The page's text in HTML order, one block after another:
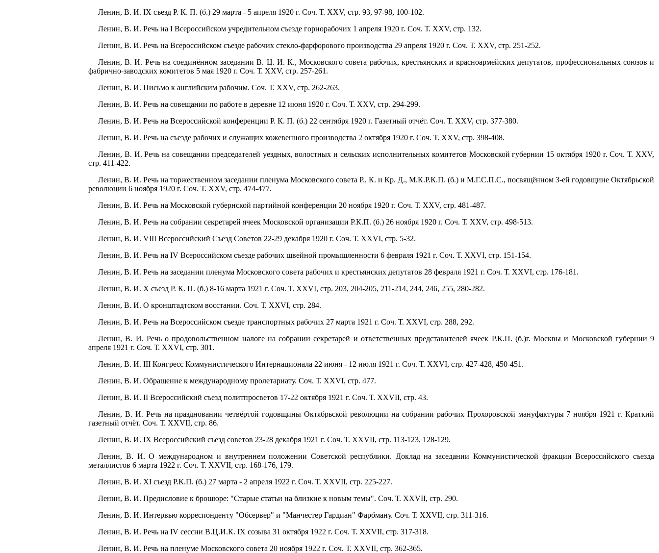
Ленин, В. И. IX съезд Р. К. П. (б.) 29 марта - 5 апреля 1920 г. Соч. Т. XXV, стр. 93, 97-98, 100-102.
Ленин, В. И. Речь на I Всероссийском учредительном съезде горнорабочих 1 апреля 1920 г. Соч. Т. XXV, стр. 132.
Ленин, В. И. Речь на Всероссийском съезде рабочих стекло-фарфорового производства 29 апреля 1920 г. Соч. Т. XXV, стр. 251-252.
Ленин, В. И. Речь на соединённом заседании В. Ц. И. К., Московского совета рабочих, крестьянских и красноармейских депутатов, профессиональных союзов и
фабрично-заводских комитетов 5 мая 1920 г. Соч. Т. XXV, стр. 257-261.
Ленин, В. И. Письмо к английским рабочим. Соч. Т. XXV, стр. 262-263.
Ленин, В. И. Речь на совещании по работе в деревне 12 июня 1920 г. Соч. Т. XXV, стр. 294-299.
Ленин, В. И. Речь на Всероссийской конференции Р. К. П. (б.) 22 сентября 1920 г. Газетный отчёт. Соч. Т. XXV, стр. 377-380.
Ленин, В. И. Речь на съезде рабочих и служащих кожевенного производства 2 октября 1920 г. Соч. Т. XXV, стр. 398-408.
Ленин, В. И. Речь на совещании председателей уездных, волостных и сельских исполнительных комитетов Московской губернии 15 октября 1920 г. Соч. Т. XXV,
стр. 411-422.
Ленин, В. И. Речь на торжественном заседании пленума Московского совета Р., К. и Кр. Д., М.К.Р.К.П. (б.) и М.Г.С.П.С., посвящённом 3-ей годовщине Октябрьской
революции 6 ноября 1920 г. Соч. Т. XXV, стр. 474-477.
Ленин, В. И. Речь на Московской губернской партийной конференции 20 ноября 1920 г. Соч. Т. XXV, стр. 481-487.
Ленин, В. И. Речь на собрании секретарей ячеек Московской организации Р.К.П. (б.) 26 ноября 1920 г. Соч. Т. XXV, стр. 498-513.
Ленин, В. И. VIII Всероссийский Съезд Советов 22-29 декабря 1920 г. Соч. Т. XXVI, стр. 5-32.
Ленин, В. И. Речь на IV Всероссийском съезде рабочих швейной промышленности 6 февраля 1921 г. Соч. Т. XXVI, стр. 151-154.
Ленин, В. И. Речь на заседании пленума Московского совета рабочих и крестьянских депутатов 28 февраля 1921 г. Соч. Т. XXVI, стр. 176-181.
Ленин, В. И. X съезд Р. К. П. (б.) 8-16 марта 1921 г. Соч. Т. XXVI, стр. 203, 204-205, 211-214, 244, 246, 255, 280-282.
Ленин, В. И. О кронштадтском восстании. Соч. Т. XXVI, стр. 284.
Ленин, В. И. Речь на Всероссийском съезде транспортных рабочих 27 марта 1921 г. Соч. Т. XXVI, стр. 288, 292.
Ленин, В. И. Речь о продовольственном налоге на собрании секретарей и ответственных представителей ячеек Р.К.П. (б.)г. Москвы и Московской губернии 9
апреля 1921 г. Соч. Т. XXVI, стр. 301.
Ленин, В. И. III Конгресс Коммунистического Интернационала 22 июня - 12 июля 1921 г. Соч. Т. XXVI, стр. 427-428, 450-451.
Ленин, В. И. Обращение к международному пролетариату. Соч. Т. XXVI, стр. 477.
Ленин, В. И. II Всероссийский съезд политпросветов 17-22 октября 1921 г. Соч. Т. XXVII, стр. 43.
Ленин, В. И. Речь на праздновании четвёртой годовщины Октябрьской революции на собрании рабочих Прохоровской мануфактуры 7 ноября 1921 г. Краткий
газетный отчёт. Соч. Т. XXVII, стр. 86.
Ленин, В. И. IX Всероссийский съезд советов 23-28 декабря 1921 г. Соч. Т. XXVII, стр. 113-123, 128-129.
Ленин, В. И. О международном и внутреннем положении Советской республики. Доклад на заседании Коммунистической фракции Всероссийского съезда
металлистов 6 марта 1922 г. Соч. Т. XXVII, стр. 168-176, 179.
Ленин, В. И. XI съезд Р.К.П. (б.) 27 марта - 2 апреля 1922 г. Соч. Т. XXVII, стр. 225-227.
Ленин, В. И. Предисловие к брошюре: "Старые статьи на близкие к новым темы". Соч. Т. XXVII, стр. 290.
Ленин, В. И. Интервью корреспонденту "Обсервер" и "Манчестер Гардиан" Фарбману. Соч. Т. XXVII, стр. 311-316.
Ленин, В. И. Речь на IV сессии В.Ц.И.К. IX созыва 31 октября 1922 г. Соч. Т. XXVII, стр. 317-318.
Ленин, В. И. Речь на пленуме Московского совета 20 ноября 1922 г. Соч. Т. XXVII, стр. 362-365.